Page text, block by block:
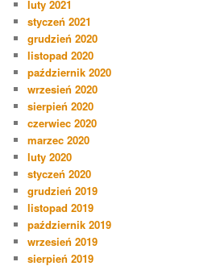
luty 2021
styczeń 2021
grudzień 2020
listopad 2020
październik 2020
wrzesień 2020
sierpień 2020
czerwiec 2020
marzec 2020
luty 2020
styczeń 2020
grudzień 2019
listopad 2019
październik 2019
wrzesień 2019
sierpień 2019